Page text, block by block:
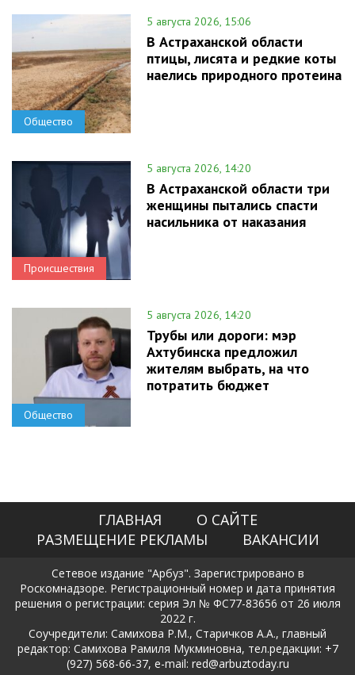
Общество
5 августа 2026, 15:06
В Астраханской области
птицы, лисята и редкие коты
наелись природного протеина
Происшествия
5 августа 2026, 14:20
В Астраханской области три
женщины пытались спасти
насильника от наказания
Общество
5 августа 2026, 14:20
Трубы или дороги: мэр
Ахтубинска предложил
жителям выбрать, на что
потратить бюджет
ГЛАВНАЯ
О САЙТЕ
РАЗМЕЩЕНИЕ РЕКЛАМЫ
ВАКАНСИИ
Сетевое издание "Арбуз". Зарегистрировано в
Роскомнадзоре. Регистрационный номер и дата принятия
решения о регистрации: серия Эл № ФС77-83656 от 26 июля
2022 г.
Соучредители: Самихова Р.М., Старичков А.А., главный
редактор: Самихова Рамиля Мукминовна, тел.редакции: +7
(927) 568-66-37, e-mail: red@arbuztoday.ru